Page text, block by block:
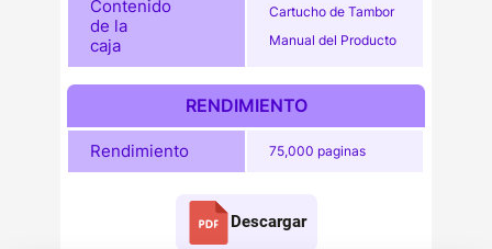
Contenido
de la
caja
Cartucho de Tambor
Manual del Producto
RENDIMIENTO
Rendimiento 75,000 paginas
Descargar